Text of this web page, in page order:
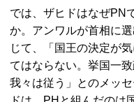
では、ザヒドはなぜPN
か。アンワルが首相に
じて、「国王の決定が
てはならない。挙国一
我々は従う」とのメッ